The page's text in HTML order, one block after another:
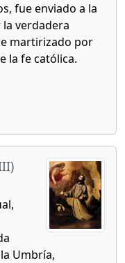
fue enviado a la
verdadera
martirizado por
la fe católica.
Umbría,